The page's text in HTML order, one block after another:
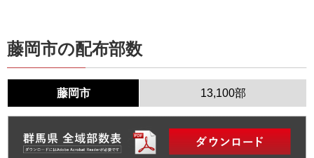
藤岡市の配布部数
藤岡市 13,100部